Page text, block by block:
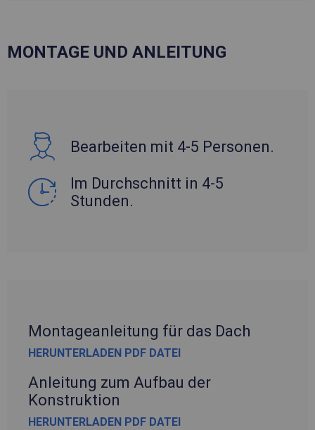
MONTAGE UND ANLEITUNG
Bearbeiten mit 4-5 Personen.
Im Durchschnitt in 4-5
Stunden.
Montageanleitung für das Dach
HERUNTERLADEN PDF DATEI
Anleitung zum Aufbau der
Konstruktion
HERUNTERLADEN PDF DATEI